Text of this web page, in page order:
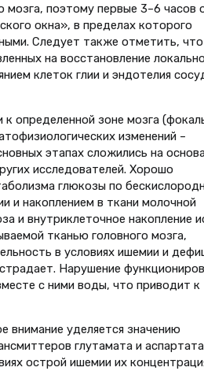
мозга, поэтому первые 3–6 часов
окна», в пределах которого
Следует также отметить, что
на восстановление
клеток глии и эндотелия
определенной зоне мозга
изменений –
этапах сложились на
исследователей. Хорошо
глюкозы по
и накоплением в ткани молочной
и внутриклеточное накопление
тканью головного мозга,
в условиях ишемии и
Нарушение
с ними воды, что приводит к
внимание уделяется значению
глутамата и
острой ишемии их